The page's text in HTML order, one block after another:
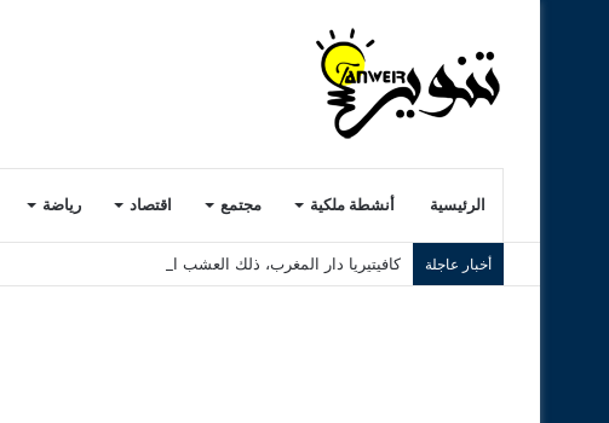
الرئيسية أنشطة ملكية مجتمع اقتصاد رياضة
أخبار عاجلة كافيتيريا دار المغرب، ذلك العشب الرديء..! ( الجزء الثاني